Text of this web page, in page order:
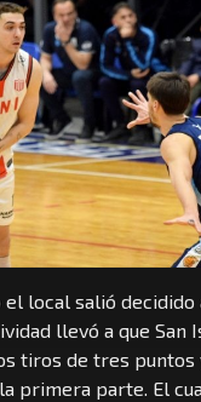
local salió decidido
llevó a que San
tiros de tres
primera parte. El